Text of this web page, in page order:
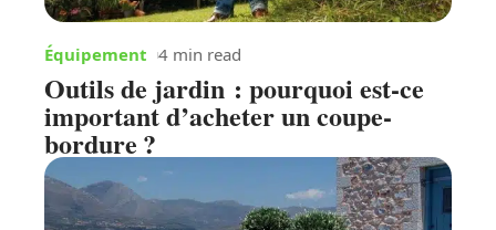
Équipement 4 min read
Outils de jardin : pourquoi est-ce
important d’acheter un coupe-
bordure ?